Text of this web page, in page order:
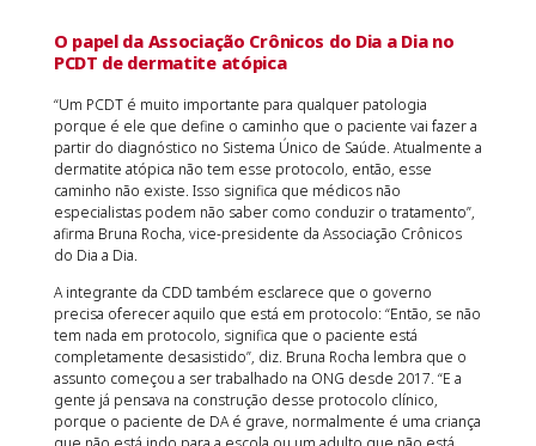
O papel da Associação Crônicos do Dia a Dia no
PCDT de dermatite atópica
“Um PCDT é muito importante para qualquer patologia
porque é ele que define o caminho que o paciente vai fazer a
partir do diagnóstico no Sistema Único de Saúde. Atualmente a
dermatite atópica não tem esse protocolo, então, esse
caminho não existe. Isso significa que médicos não
especialistas podem não saber como conduzir o tratamento”,
afirma Bruna Rocha, vice-presidente da Associação Crônicos
do Dia a Dia.
A integrante da CDD também esclarece que o governo
precisa oferecer aquilo que está em protocolo: “Então, se não
tem nada em protocolo, significa que o paciente está
completamente desasistido”, diz. Bruna Rocha lembra que o
assunto começou a ser trabalhado na ONG desde 2017. “E a
gente já pensava na construção desse protocolo clínico,
porque o paciente de DA é grave, normalmente é uma criança